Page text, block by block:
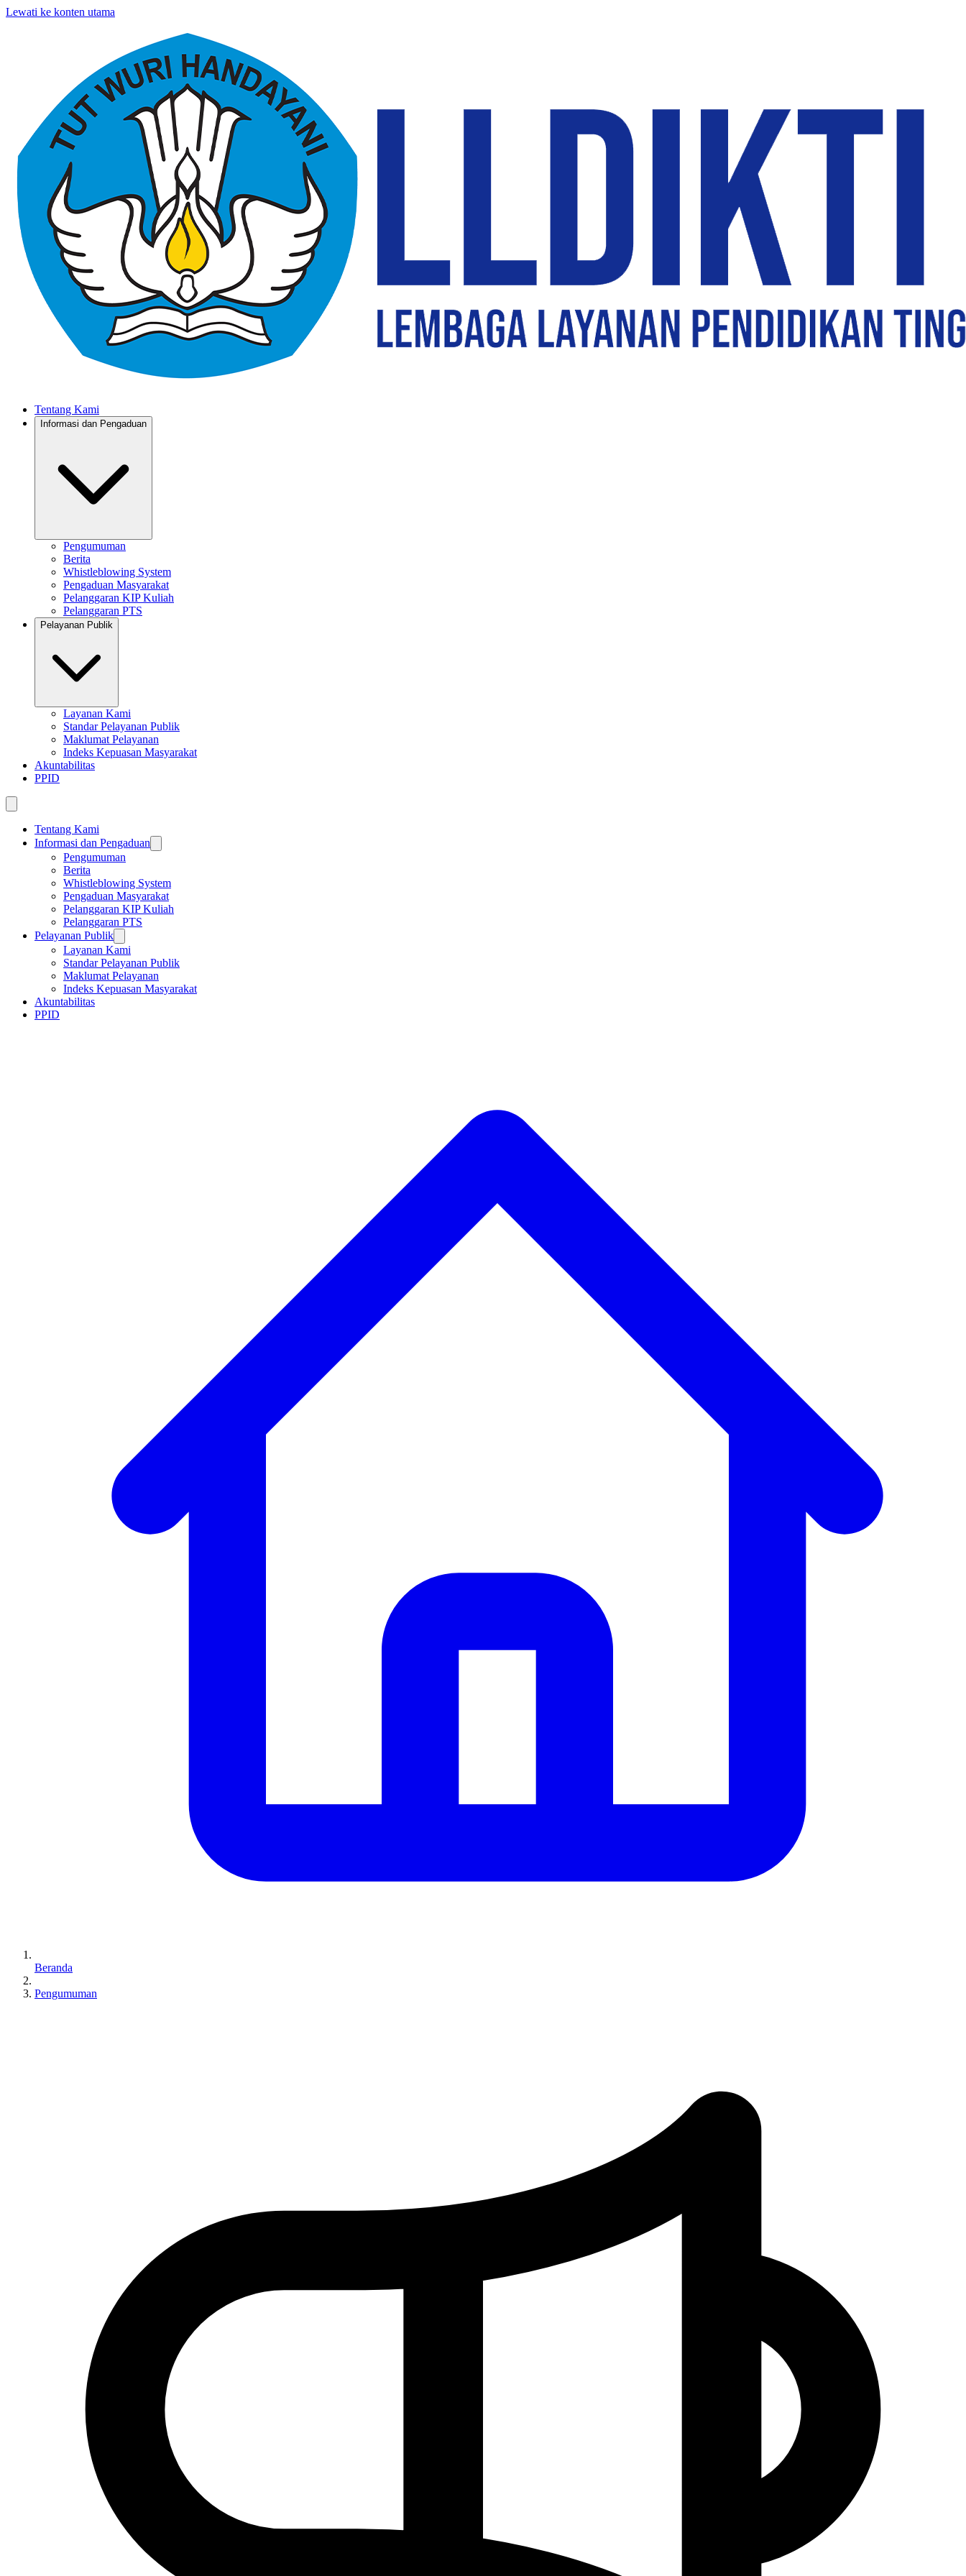
Lewati ke konten utama
Tentang Kami
Informasi dan Pengaduan
Pengumuman
Berita
Whistleblowing System
Pengaduan Masyarakat
Pelanggaran KIP Kuliah
Pelanggaran PTS
Pelayanan Publik
Layanan Kami
Standar Pelayanan Publik
Maklumat Pelayanan
Indeks Kepuasan Masyarakat
Akuntabilitas
PPID
Tentang Kami
Informasi dan Pengaduan
Pengumuman
Berita
Whistleblowing System
Pengaduan Masyarakat
Pelanggaran KIP Kuliah
Pelanggaran PTS
Pelayanan Publik
Layanan Kami
Standar Pelayanan Publik
Maklumat Pelayanan
Indeks Kepuasan Masyarakat
Akuntabilitas
PPID
Beranda
Pengumuman